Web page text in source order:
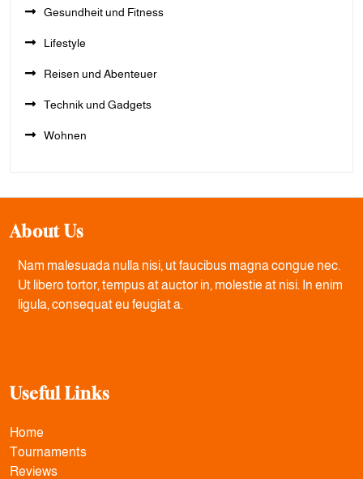
Gesundheit und Fitness
Lifestyle
Reisen und Abenteuer
Technik und Gadgets
Wohnen
About Us
Nam malesuada nulla nisi, ut faucibus magna congue nec.
Ut libero tortor, tempus at auctor in, molestie at nisi. In enim
ligula, consequat eu feugiat a.
Useful Links
Home
Tournaments
Reviews